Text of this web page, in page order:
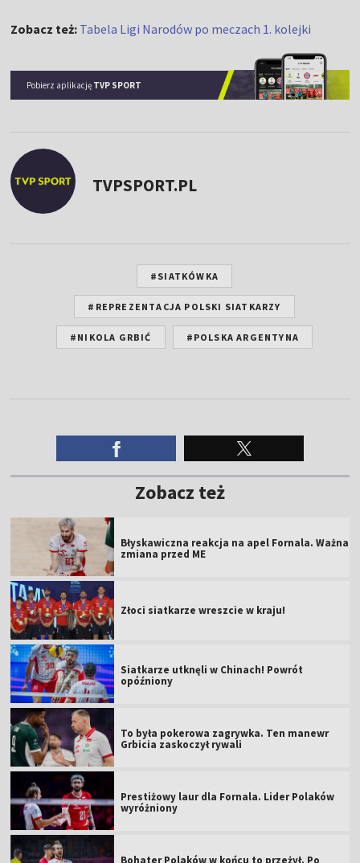
Zobacz też: Tabela Ligi Narodów po meczach 1. kolejki
Pobierz aplikację TVP SPORT
TVPSPORT.PL
#SIATKÓWKA
#REPREZENTACJA POLSKI SIATKARZY
#NIKOLA GRBIĆ #POLSKA ARGENTYNA
Zobacz też
Błyskawiczna reakcja na apel Fornala. Ważna
zmiana przed ME
Złoci siatkarze wreszcie w kraju!
Siatkarze utknęli w Chinach! Powrót
opóźniony
To była pokerowa zagrywka. Ten manewr
Grbicia zaskoczył rywali
Prestiżowy laur dla Fornala. Lider Polaków
wyróżniony
Bohater Polaków w końcu to przeżył. Po